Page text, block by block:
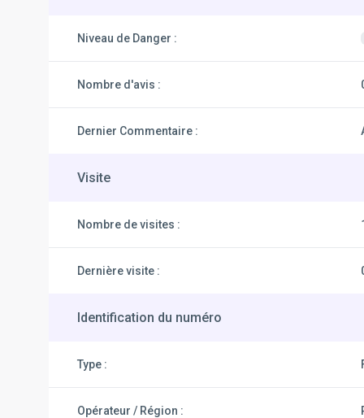
Niveau de Danger :
Nombre d'avis :
Dernier Commentaire :
Visite
Nombre de visites :
Dernière visite :
Identification du numéro
Type :
Opérateur / Région :